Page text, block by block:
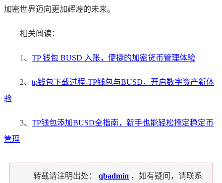
加密世界迈向更加辉煌的未来。
相关阅读：
1、 TP 钱包 BUSD 入账，便捷的加密货币管理体验
2、 tp钱包下载过程-TP钱包与BUSD，开启数字资产新体
验
3、 TP钱包添加BUSD全指南，新手也能轻松搞定稳定币
管理
转载请注明出处： qbadmin ，如有疑问，请联系